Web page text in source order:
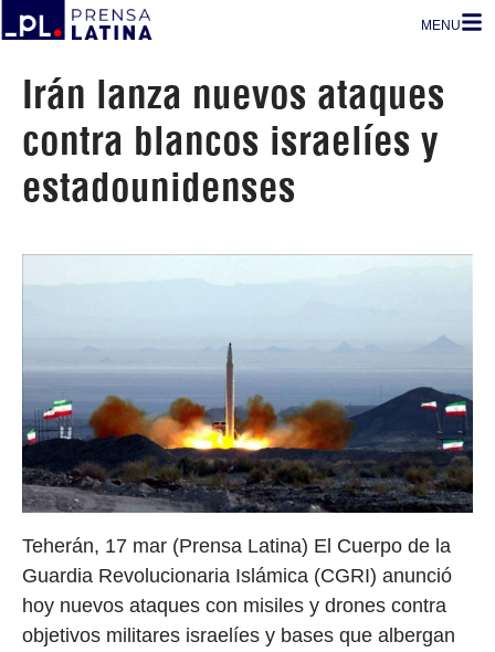
MENU
Irán lanza nuevos ataques
contra blancos israelíes y
estadounidenses
Teherán, 17 mar (Prensa Latina) El Cuerpo de la
Guardia Revolucionaria Islámica (CGRI) anunció
hoy nuevos ataques con misiles y drones contra
objetivos militares israelíes y bases que albergan